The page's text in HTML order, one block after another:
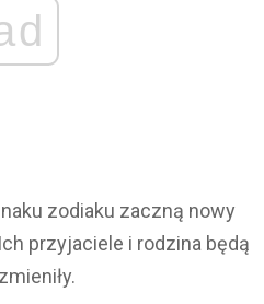
zodiaku zaczną nowy
przyjaciele i rodzina będą